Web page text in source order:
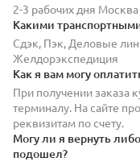
2-3 рабочих дня
Какими
Сдэк, Пэк, Деловые
Желдорэкспедиция
Как я вам могу
При получении заказа
терминалу. На сайте
реквизитам по счету.
Могу ли я вернуть
подошел?